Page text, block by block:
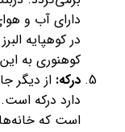
دارای آب و
در کوهپایه
کوهنوری به
درکه: از دیگر
است که